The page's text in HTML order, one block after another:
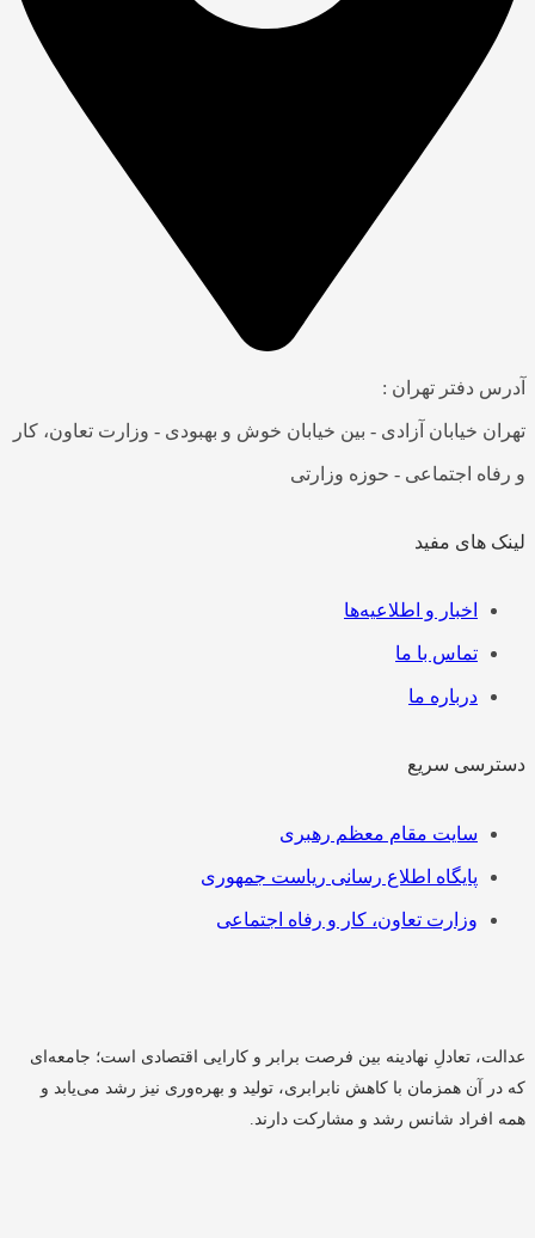
آدرس دفتر تهران :
تهران خیابان آزادی - بین خیابان خوش و بهبودی - وزارت تعاون، کار
و رفاه اجتماعی - حوزه وزارتی
لینک های مفید
فهرستاخبار و اطلاعیه‌ها
تماس با ما
درباره ما
دسترسی سریع
فهرستسایت مقام معظم رهبری
پایگاه اطلاع رسانی ریاست جمهوری
وزارت تعاون، کار و رفاه اجتماعی
عدالت، تعادلِ نهادینه بین فرصت برابر و کارایی اقتصادی است؛ جامعه‌ای
که در آن همزمان با کاهش نابرابری، تولید و بهره‌وری نیز رشد می‌یابد و
همه افراد شانس رشد و مشارکت دارند.